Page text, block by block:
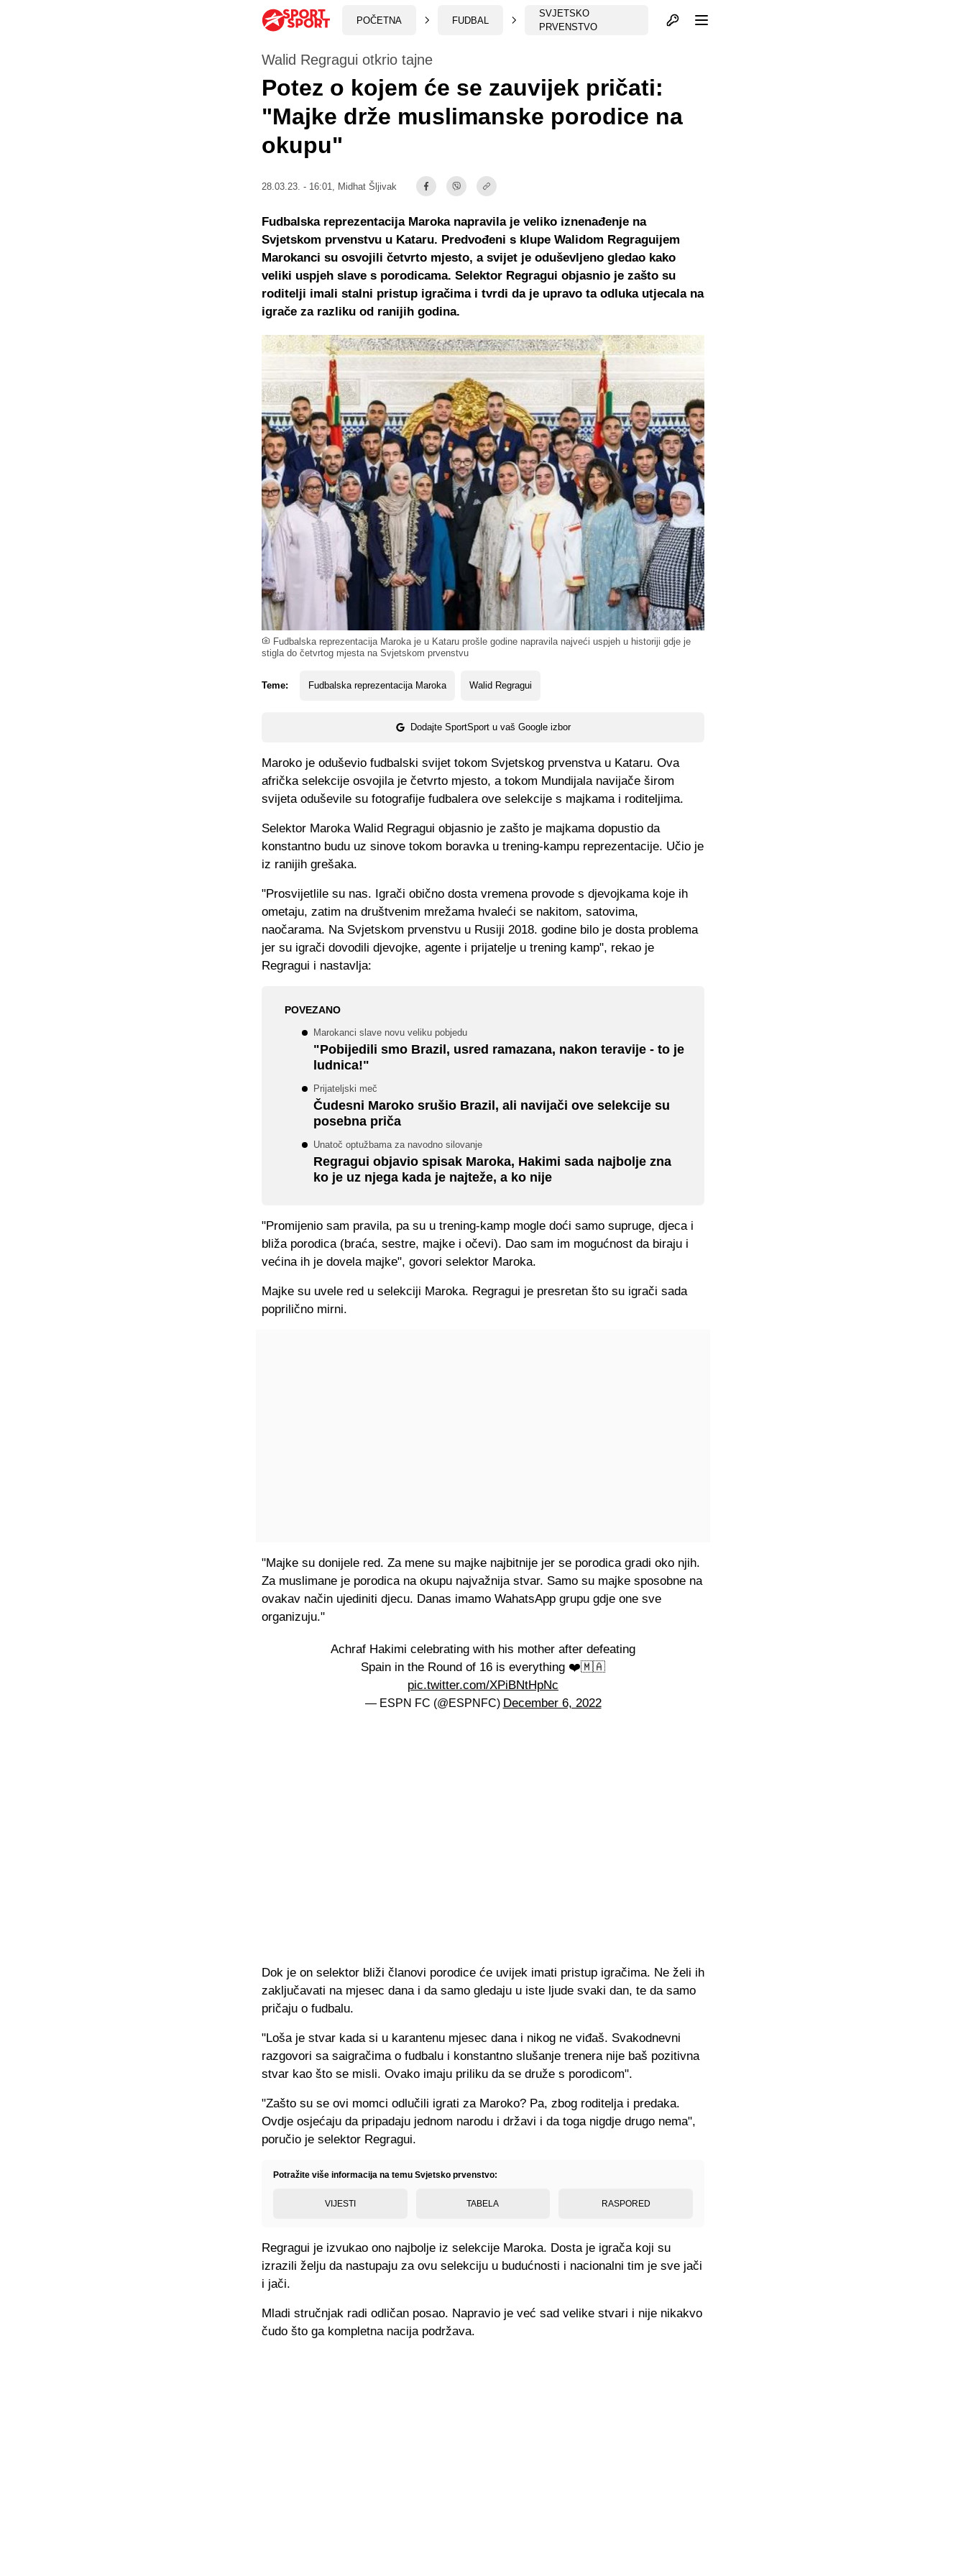
POČETNA FUDBAL
SVJETSKO
PRVENSTVO
Otvori profil
Fudbalska reprezentacija Maroka je u Kataru prošle godine napravila najveći uspjeh u historiji gdje je
stigla do četvrtog mjesta na Svjetskom prvenstvu
Walid Regragui otkrio tajne
Potez o kojem će se zauvijek pričati:
"Majke drže muslimanske porodice na
okupu"
28.03.23. - 16:01, Midhat Šljivak
Teme: Fudbalska reprezentacija Maroka Walid Regragui
Dodajte SportSport u vaš Google izbor
Fudbalska reprezentacija Maroka napravila je veliko iznenađenje na
Svjetskom prvenstvu u Kataru. Predvođeni s klupe Walidom Regraguijem
Marokanci su osvojili četvrto mjesto, a svijet je oduševljeno gledao kako
veliki uspjeh slave s porodicama. Selektor Regragui objasnio je zašto su
roditelji imali stalni pristup igračima i tvrdi da je upravo ta odluka utjecala na
igrače za razliku od ranijih godina.
Maroko je oduševio fudbalski svijet tokom Svjetskog prvenstva u Kataru. Ova
afrička selekcije osvojila je četvrto mjesto, a tokom Mundijala navijače širom
svijeta oduševile su fotografije fudbalera ove selekcije s majkama i roditeljima.
Selektor Maroka Walid Regragui objasnio je zašto je majkama dopustio da
konstantno budu uz sinove tokom boravka u trening-kampu reprezentacije. Učio je
iz ranijih grešaka.
"Prosvijetlile su nas. Igrači obično dosta vremena provode s djevojkama koje ih
ometaju, zatim na društvenim mrežama hvaleći se nakitom, satovima,
naočarama. Na Svjetskom prvenstvu u Rusiji 2018. godine bilo je dosta problema
jer su igrači dovodili djevojke, agente i prijatelje u trening kamp", rekao je
Regragui i nastavlja:
POVEZANO
Marokanci slave novu veliku pobjedu
"Pobijedili smo Brazil, usred ramazana, nakon teravije - to je
ludnica!"
Prijateljski meč
Čudesni Maroko srušio Brazil, ali navijači ove selekcije su
posebna priča
Unatoč optužbama za navodno silovanje
Regragui objavio spisak Maroka, Hakimi sada najbolje zna
ko je uz njega kada je najteže, a ko nije
"Promijenio sam pravila, pa su u trening-kamp mogle doći samo supruge, djeca i
bliža porodica (braća, sestre, majke i očevi). Dao sam im mogućnost da biraju i
većina ih je dovela majke", govori selektor Maroka.
Majke su uvele red u selekciji Maroka. Regragui je presretan što su igrači sada
poprilično mirni.
"Majke su donijele red. Za mene su majke najbitnije jer se porodica gradi oko njih.
Za muslimane je porodica na okupu najvažnija stvar. Samo su majke sposobne na
ovakav način ujediniti djecu. Danas imamo WahatsApp grupu gdje one sve
organizuju."
Achraf Hakimi celebrating with his mother after defeating
Spain in the Round of 16 is everything ❤️🇲🇦
pic.twitter.com/XPiBNtHpNc
— ESPN FC (@ESPNFC) December 6, 2022
Dok je on selektor bliži članovi porodice će uvijek imati pristup igračima. Ne želi ih
zaključavati na mjesec dana i da samo gledaju u iste ljude svaki dan, te da samo
pričaju o fudbalu.
"Loša je stvar kada si u karantenu mjesec dana i nikog ne viđaš. Svakodnevni
razgovori sa saigračima o fudbalu i konstantno slušanje trenera nije baš pozitivna
stvar kao što se misli. Ovako imaju priliku da se druže s porodicom".
"Zašto su se ovi momci odlučili igrati za Maroko? Pa, zbog roditelja i predaka.
Ovdje osjećaju da pripadaju jednom narodu i državi i da toga nigdje drugo nema",
poručio je selektor Regragui.
Potražite više informacija na temu Svjetsko prvenstvo:
VIJESTI TABELA RASPORED
Regragui je izvukao ono najbolje iz selekcije Maroka. Dosta je igrača koji su
izrazili želju da nastupaju za ovu selekciju u budućnosti i nacionalni tim je sve jači
i jači.
Mladi stručnjak radi odličan posao. Napravio je već sad velike stvari i nije nikakvo
čudo što ga kompletna nacija podržava.